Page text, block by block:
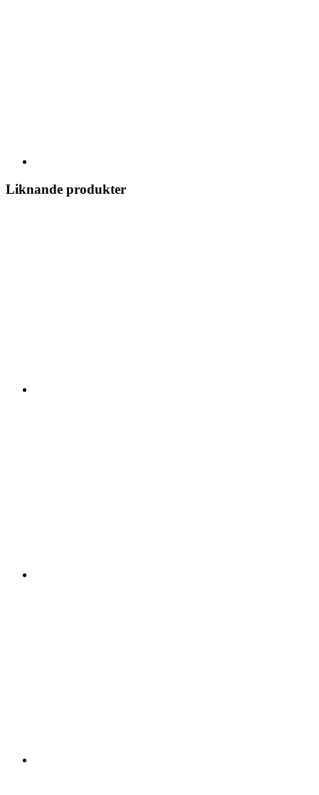
Liknande produkter